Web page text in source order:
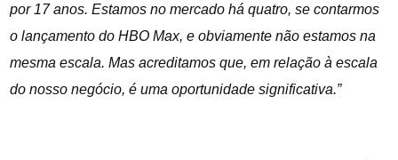
por 17 anos. Estamos no mercado há quatro, se contarmos
o lançamento do HBO Max, e obviamente não estamos na
mesma escala. Mas acreditamos que, em relação à escala
do nosso negócio, é uma oportunidade significativa.”